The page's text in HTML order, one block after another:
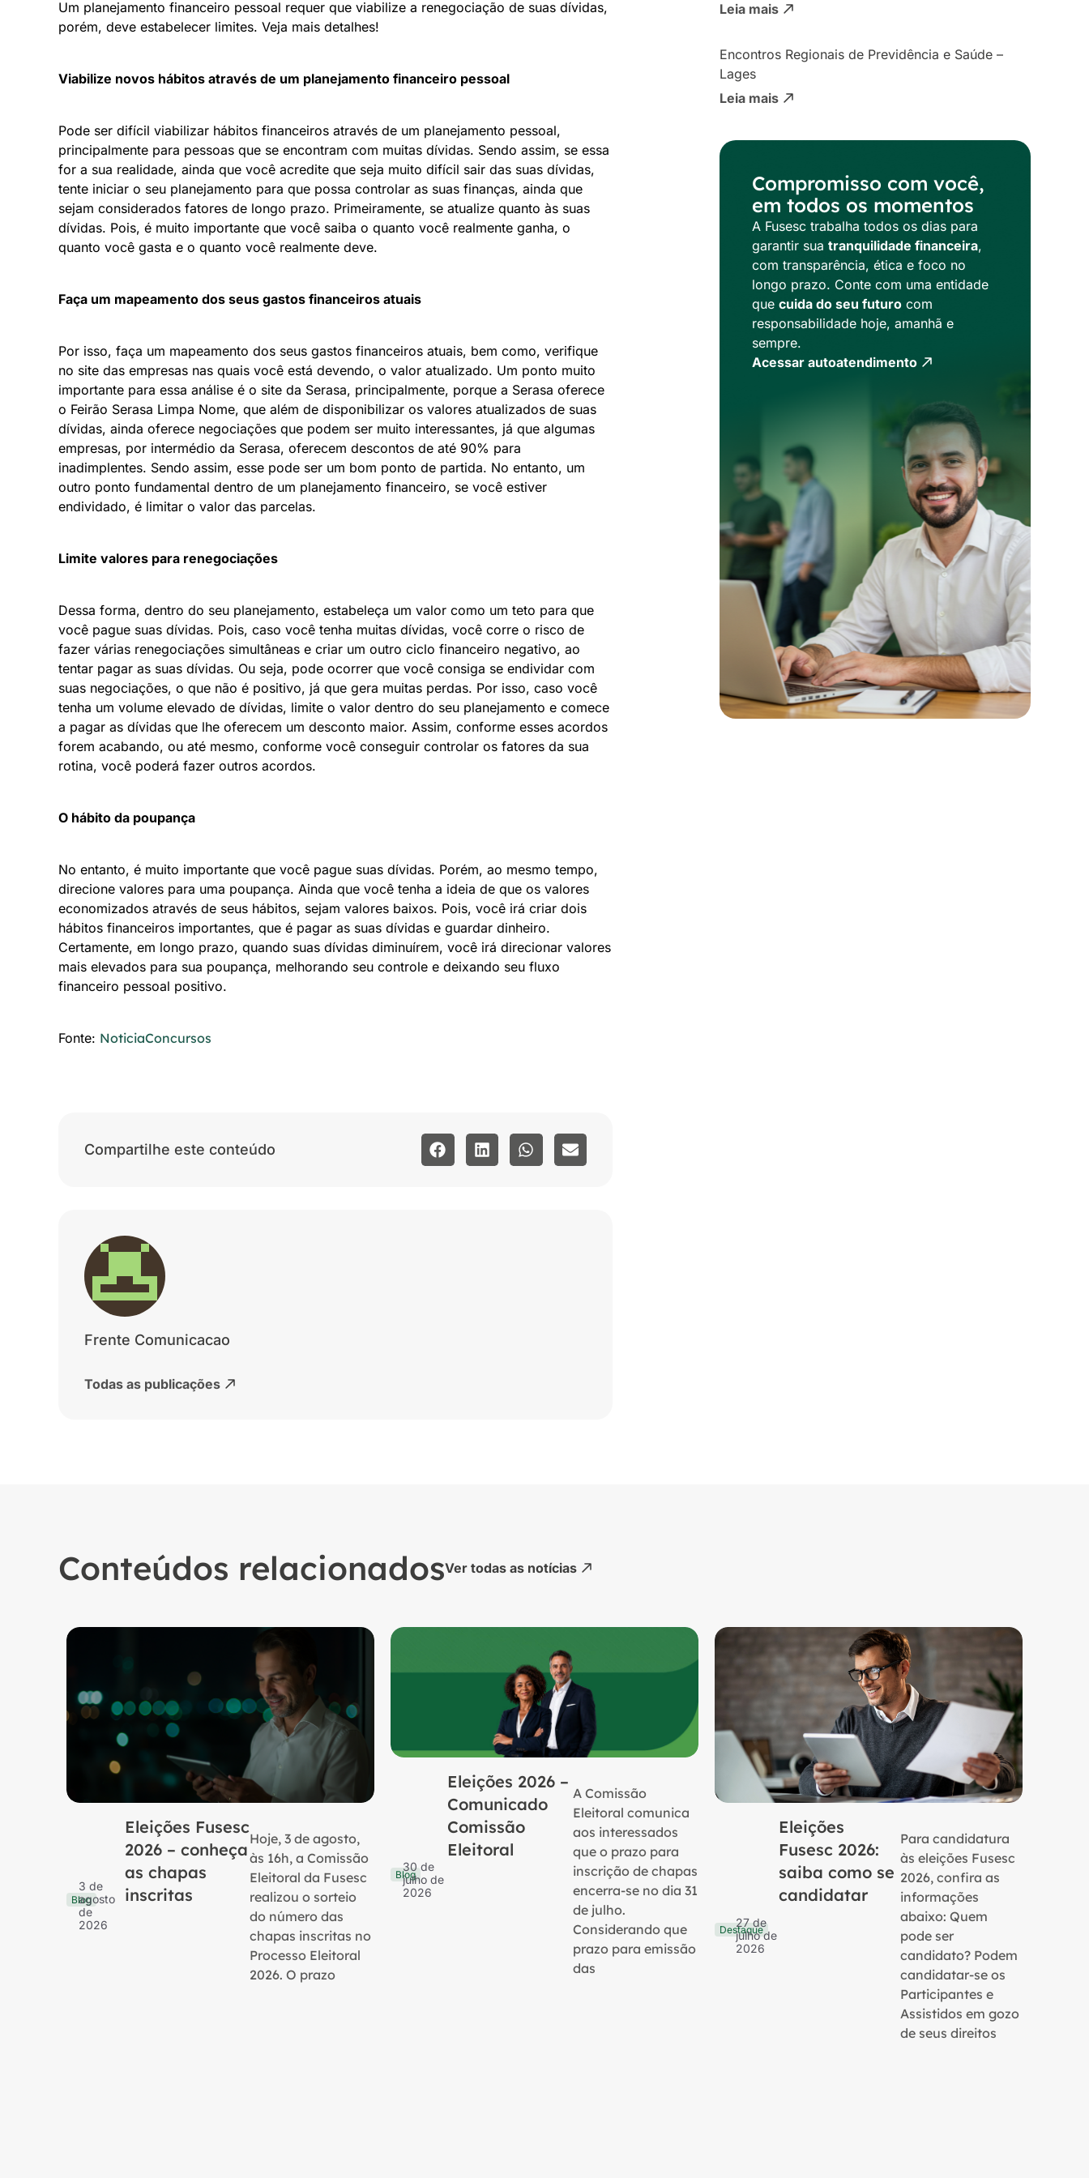
Um planejamento financeiro pessoal requer que viabilize a renegociação de suas dívidas,
porém, deve estabelecer limites. Veja mais detalhes!
Viabilize novos hábitos através de um planejamento financeiro pessoal
Pode ser difícil viabilizar hábitos financeiros através de um planejamento pessoal,
principalmente para pessoas que se encontram com muitas dívidas. Sendo assim, se essa
for a sua realidade, ainda que você acredite que seja muito difícil sair das suas dívidas,
tente iniciar o seu planejamento para que possa controlar as suas finanças, ainda que
sejam considerados fatores de longo prazo. Primeiramente, se atualize quanto às suas
dívidas. Pois, é muito importante que você saiba o quanto você realmente ganha, o
quanto você gasta e o quanto você realmente deve.
Faça um mapeamento dos seus gastos financeiros atuais
Por isso, faça um mapeamento dos seus gastos financeiros atuais, bem como, verifique
no site das empresas nas quais você está devendo, o valor atualizado. Um ponto muito
importante para essa análise é o site da Serasa, principalmente, porque a Serasa oferece
o Feirão Serasa Limpa Nome, que além de disponibilizar os valores atualizados de suas
dívidas, ainda oferece negociações que podem ser muito interessantes, já que algumas
empresas, por intermédio da Serasa, oferecem descontos de até 90% para
inadimplentes. Sendo assim, esse pode ser um bom ponto de partida. No entanto, um
outro ponto fundamental dentro de um planejamento financeiro, se você estiver
endividado, é limitar o valor das parcelas.
Limite valores para renegociações
Dessa forma, dentro do seu planejamento, estabeleça um valor como um teto para que
você pague suas dívidas. Pois, caso você tenha muitas dívidas, você corre o risco de
fazer várias renegociações simultâneas e criar um outro ciclo financeiro negativo, ao
tentar pagar as suas dívidas. Ou seja, pode ocorrer que você consiga se endividar com
suas negociações, o que não é positivo, já que gera muitas perdas. Por isso, caso você
tenha um volume elevado de dívidas, limite o valor dentro do seu planejamento e comece
a pagar as dívidas que lhe oferecem um desconto maior. Assim, conforme esses acordos
forem acabando, ou até mesmo, conforme você conseguir controlar os fatores da sua
rotina, você poderá fazer outros acordos.
O hábito da poupança
No entanto, é muito importante que você pague suas dívidas. Porém, ao mesmo tempo,
direcione valores para uma poupança. Ainda que você tenha a ideia de que os valores
economizados através de seus hábitos, sejam valores baixos. Pois, você irá criar dois
hábitos financeiros importantes, que é pagar as suas dívidas e guardar dinheiro.
Certamente, em longo prazo, quando suas dívidas diminuírem, você irá direcionar valores
mais elevados para sua poupança, melhorando seu controle e deixando seu fluxo
financeiro pessoal positivo.
Fonte: NoticiaConcursos
Compartilhe este conteúdo
Frente Comunicacao
Todas as publicações
Leia mais
Encontros Regionais de Previdência e Saúde –
Lages
Leia mais
Compromisso com você,
em todos os momentos
A Fusesc trabalha todos os dias para
garantir sua tranquilidade financeira,
com transparência, ética e foco no
longo prazo. Conte com uma entidade
que cuida do seu futuro com
responsabilidade hoje, amanhã e
sempre.
Acessar autoatendimento
Conteúdos relacionadosVer todas as notícias
Blog
3 de
agosto
de
2026
Eleições Fusesc
2026 – conheça
as chapas
inscritas
Hoje, 3 de agosto,
às 16h, a Comissão
Eleitoral da Fusesc
realizou o sorteio
do número das
chapas inscritas no
Processo Eleitoral
2026. O prazo
Blog
30 de
julho de
2026
Eleições 2026 –
Comunicado
Comissão
Eleitoral
A Comissão
Eleitoral comunica
aos interessados
que o prazo para
inscrição de chapas
encerra-se no dia 31
de julho.
Considerando que
prazo para emissão
das
Destaque
27 de
julho de
2026
Eleições
Fusesc 2026:
saiba como se
candidatar
Para candidatura
às eleições Fusesc
2026, confira as
informações
abaixo: Quem
pode ser
candidato? Podem
candidatar-se os
Participantes e
Assistidos em gozo
de seus direitos